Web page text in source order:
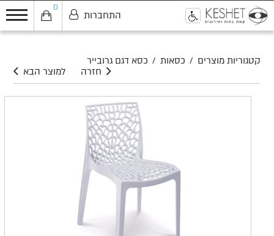
0
התחברות
קטגוריות מוצרים / כסאות / כסא דגם גרובייר
למוצר הבא
חזרה